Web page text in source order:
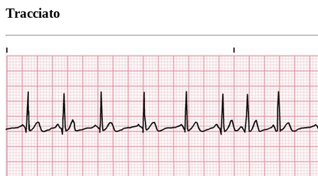
Tracciato